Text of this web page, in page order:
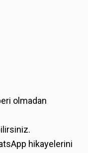
olmadan
hikayelerini